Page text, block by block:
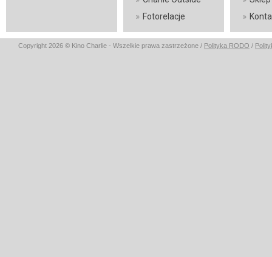
» Fotorelacje »
Copyright 2026 © Kino Charlie - Wszelkie prawa zastrzeżone / Polityka RODO /